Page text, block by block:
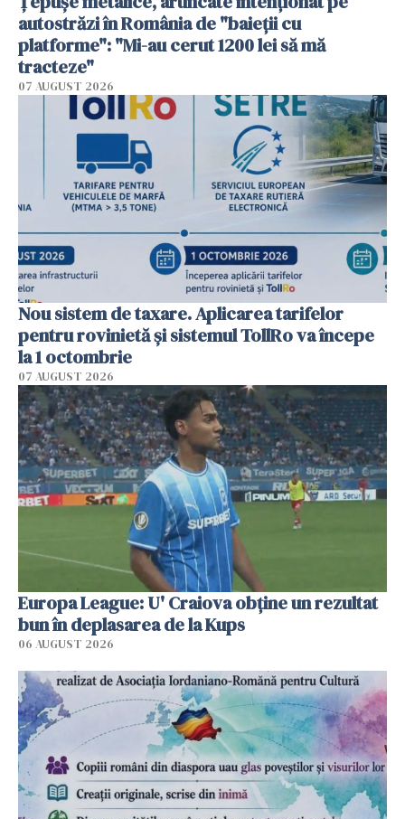
autostrăzi în România de "baieții cu
platforme": "Mi-au cerut 1200 lei să mă
tracteze"
07 AUGUST 2026
Nou sistem de taxare. Aplicarea tarifelor
pentru rovinietă şi sistemul TollRo va începe
la 1 octombrie
07 AUGUST 2026
Europa League: U' Craiova obține un rezultat
bun în deplasarea de la Kups
06 AUGUST 2026